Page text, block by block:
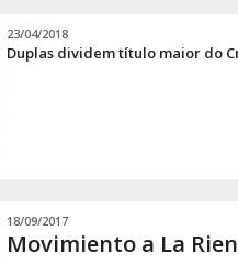
23/04/2018
Duplas dividem título maior do
18/09/2017
Movimiento a La